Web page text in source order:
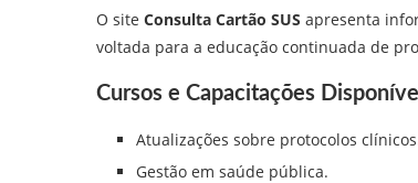
O site Consulta Cartão SUS apresenta
voltada para a educação continuada de
Cursos e Capacitações
Atualizações sobre protocolos
Gestão em saúde pública.